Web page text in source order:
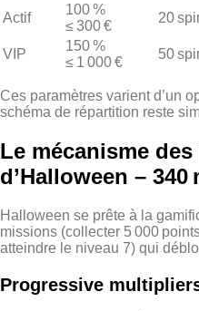
Actif
100 %
≤ 300 €
20
VIP
150 %
≤ 1 000 €
50
Ces paramètres varient d’un
schéma de répartition reste
Le mécanisme
d’Halloween – 340
Halloween se prête à la
missions (collecter 5 000
atteindre le niveau 7) qui
Progressive